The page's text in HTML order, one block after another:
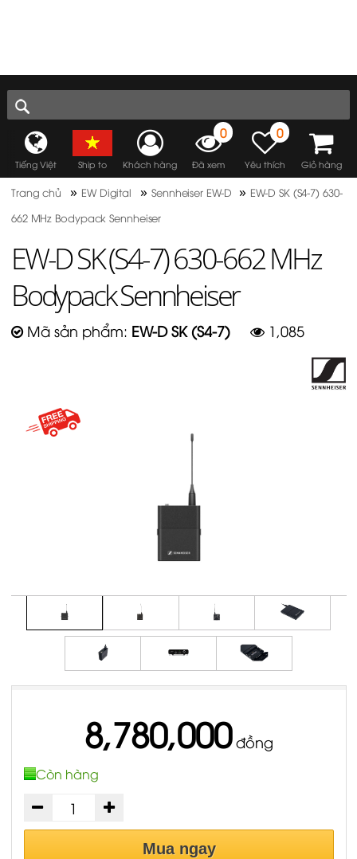
Tiếng Việt Ship to Khách hàng Đã xem Yêu thích Giỏ hàng
Trang chủ » EW Digital » Sennheiser EW-D » EW-D SK (S4-7) 630-
662 MHz Bodypack Sennheiser
EW-D SK (S4-7) 630-662 MHz
Bodypack Sennheiser
Mã sản phẩm:EW-D SK (S4-7)
8,780,000đồng
Còn hàng
Mua ngay